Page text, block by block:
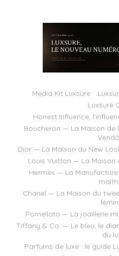
Media Kit Luxsure
Luxsure
Honest Influence,
Boucheron — La Maison de
Dior — La Maison du New
Louis Vuitton — La
Hermès — La
Chanel — La Maison du
Pomellato — La joaillerie
Tiffany & Co. — Le bleu, le
du
Parfums de luxe : le guide